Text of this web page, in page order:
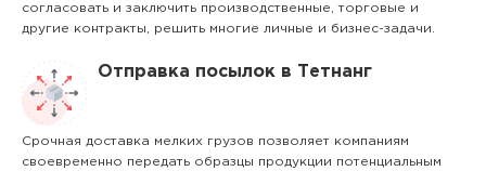
согласовать и заключить производственные, торговые и
другие контракты, решить многие личные и бизнес-задачи.
Отправка посылок в Тетнанг
Срочная доставка мелких грузов позволяет компаниям
своевременно передать образцы продукции потенциальным